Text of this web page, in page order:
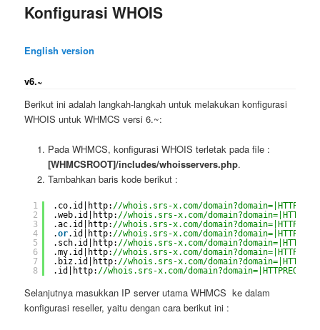
Konfigurasi WHOIS
English version
v6.~
Berikut ini adalah langkah-langkah untuk melakukan konfigurasi
WHOIS untuk WHMCS versi 6.~:
Pada WHMCS, konfigurasi WHOIS terletak pada file :
[WHMCSROOT]/includes/whoisservers.php.
Tambahkan baris kode berikut :
1
2
3
4
5
6
7
8
.co.id|http: //whois.srs-x.com/
.web.id|http: //whois.srs-x.com/
.ac.id|http: //whois.srs-x.com/
.or.id|http: //whois.srs-x.com/
.sch.id|http: //whois.srs-x.com/
.my.id|http: //whois.srs-x.com/
.biz.id|http: //whois.srs-x.com/
.id|http: //whois.srs-x.com/
Selanjutnya masukkan IP server utama WHMCS ke dalam
konfigurasi reseller, yaitu dengan cara berikut ini :